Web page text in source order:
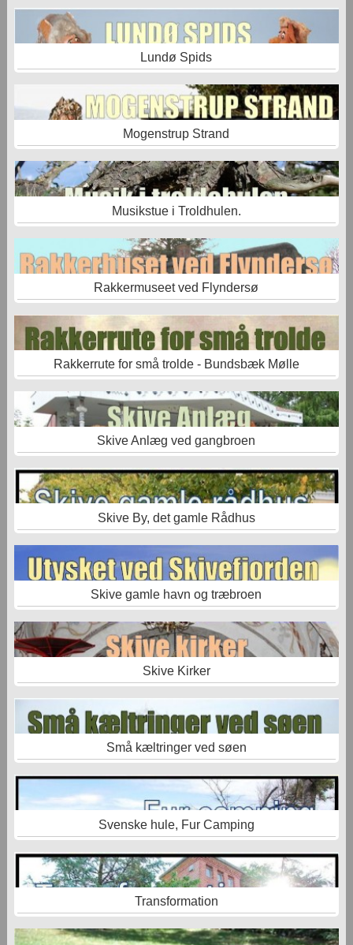
Lundø Spids
Mogenstrup Strand
Musikstue i Troldhulen.
Rakkermuseet ved Flyndersø
Rakkerrute for små trolde - Bundsbæk Mølle
Skive Anlæg ved gangbroen
Skive By, det gamle Rådhus
Skive gamle havn og træbroen
Skive Kirker
Små kæltringer ved søen
Svenske hule, Fur Camping
Transformation